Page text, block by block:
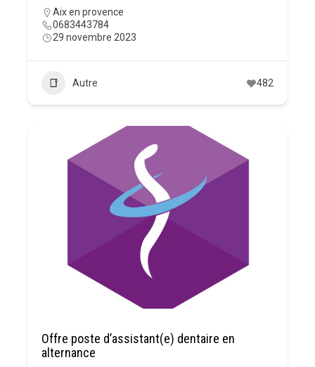
Aix en provence
0683443784
29 novembre 2023
Autre 482
Offre poste d’assistant(e) dentaire en
alternance